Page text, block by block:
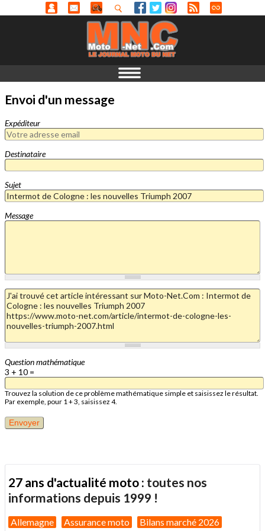
Envoi d'un message
Expéditeur
Destinataire
Sujet
Message
Question mathématique
3 + 10 =
Trouvez la solution de ce problème mathématique simple et saisissez le résultat.
Par exemple, pour 1 + 3, saisissez 4.
27 ans d'actualité moto : toutes nos
informations depuis 1999 !
Allemagne Assurance moto Bilans marché 2026